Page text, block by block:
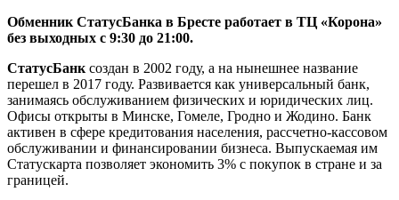
Обменник СтатусБанка в Бресте работает в ТЦ «Корона»
без выходных с 9:30 до 21:00.
СтатусБанк создан в 2002 году, а на нынешнее название
перешел в 2017 году. Развивается как универсальный банк,
занимаясь обслуживанием физических и юридических лиц.
Офисы открыты в Минске, Гомеле, Гродно и Жодино. Банк
активен в сфере кредитования населения, рассчетно-кассовом
обслуживании и финансировании бизнеса. Выпускаемая им
Статускарта позволяет экономить 3% с покупок в стране и за
границей.